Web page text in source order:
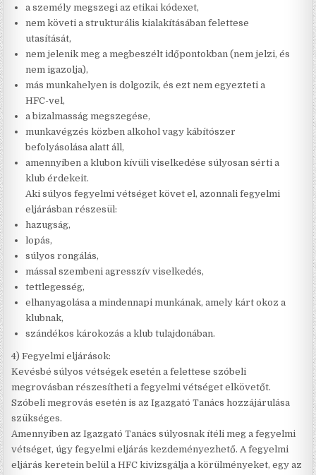
a személy megszegi az etikai kódexet,
nem követi a strukturális kialakításában felettese
utasítását,
nem jelenik meg a megbeszélt időpontokban (nem jelzi, és
nem igazolja),
más munkahelyen is dolgozik, és ezt nem egyezteti a
HFC-vel,
a bizalmasság megszegése,
munkavégzés közben alkohol vagy kábítószer
befolyásolása alatt áll,
amennyiben a klubon kívüli viselkedése súlyosan sérti a
klub érdekeit.
Aki súlyos fegyelmi vétséget követ el, azonnali fegyelmi
eljárásban részesül:
hazugság,
lopás,
súlyos rongálás,
mással szembeni agresszív viselkedés,
tettlegesség,
elhanyagolása a mindennapi munkának, amely kárt okoz a
klubnak,
szándékos károkozás a klub tulajdonában.
4) Fegyelmi eljárások:
Kevésbé súlyos vétségek esetén a felettese szóbeli
megrovásban részesítheti a fegyelmi vétséget elkövetőt.
Szóbeli megrovás esetén is az Igazgató Tanács hozzájárulása
szükséges.
Amennyiben az Igazgató Tanács súlyosnak ítéli meg a fegyelmi
vétséget, úgy fegyelmi eljárás kezdeményezhető. A fegyelmi
eljárás keretein belül a HFC kivizsgálja a körülményeket, egy az